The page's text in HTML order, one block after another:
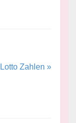
Lotto Zahlen »